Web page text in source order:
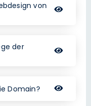
von
der
Domain?